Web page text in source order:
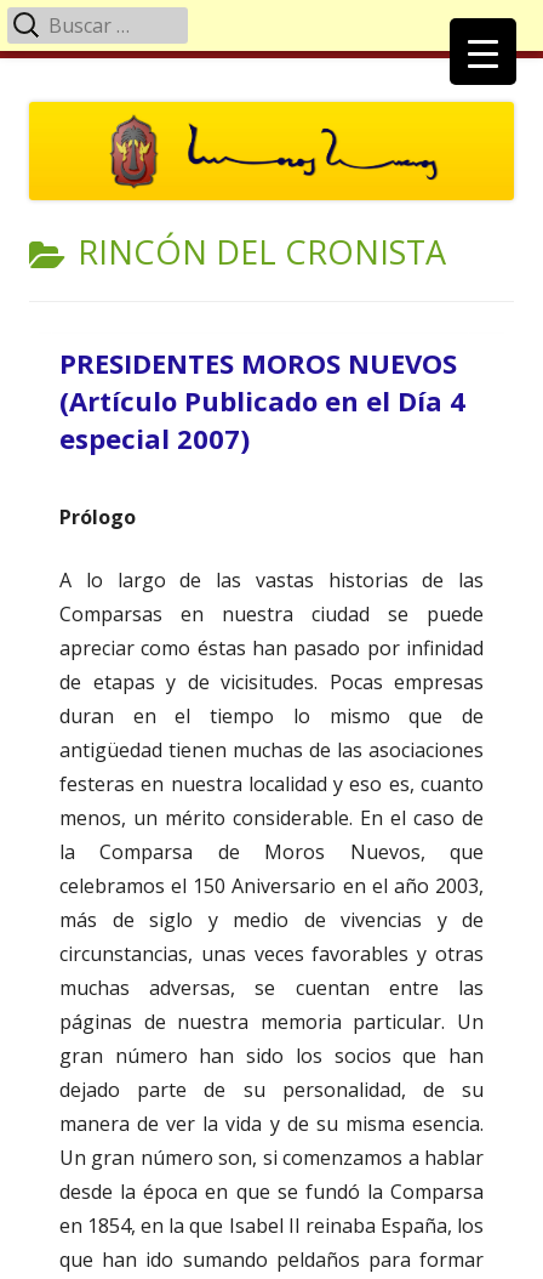
Menú
Buscar:
CATEGORÍA:
RINCÓN DEL CRONISTA
PRESIDENTES MOROS NUEVOS
(Artículo Publicado en el Día 4
especial 2007)
Prólogo
A lo largo de las vastas historias de las
Comparsas en nuestra ciudad se puede
apreciar como éstas han pasado por infinidad
de etapas y de vicisitudes. Pocas empresas
duran en el tiempo lo mismo que de
antigüedad tienen muchas de las asociaciones
festeras en nuestra localidad y eso es, cuanto
menos, un mérito considerable. En el caso de
la Comparsa de Moros Nuevos, que
celebramos el 150 Aniversario en el año 2003,
más de siglo y medio de vivencias y de
circunstancias, unas veces favorables y otras
muchas adversas, se cuentan entre las
páginas de nuestra memoria particular. Un
gran número han sido los socios que han
dejado parte de su personalidad, de su
manera de ver la vida y de su misma esencia.
Un gran número son, si comenzamos a hablar
desde la época en que se fundó la Comparsa
en 1854, en la que Isabel II reinaba España, los
que han ido sumando peldaños para formar